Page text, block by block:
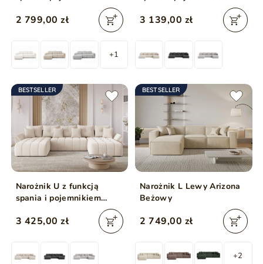
2 799,00 zł
+1
3 139,00 zł
BESTSELLER
Narożnik U z funkcją
spania i pojemnikiem
3 425,00 zł
BESTSELLER
Narożnik L Lewy Arizona
Beżowy
2 749,00 zł
+2